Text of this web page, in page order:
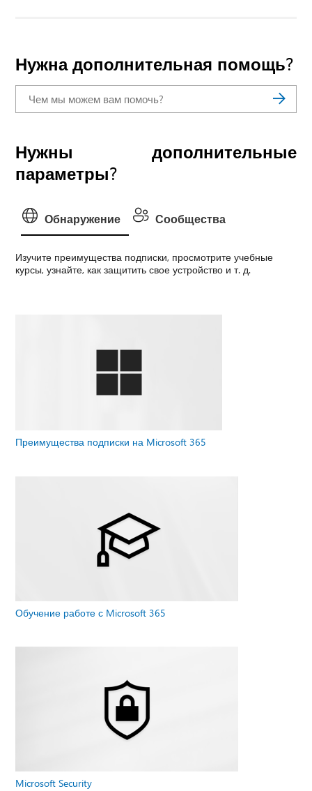
Нужна дополнительная помощь?
Нужны дополнительные
параметры?
Обнаружение Сообщества
Изучите преимущества подписки, просмотрите учебные
курсы, узнайте, как защитить свое устройство и т. д.
Преимущества подписки на Microsoft 365
Обучение работе с Microsoft 365
Microsoft Security